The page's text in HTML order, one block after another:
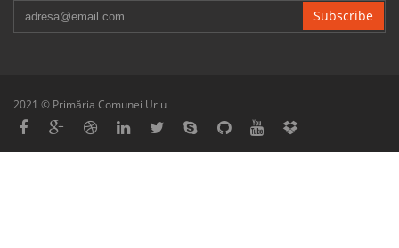
Subscribe
2021 © Primăria Comunei Uriu